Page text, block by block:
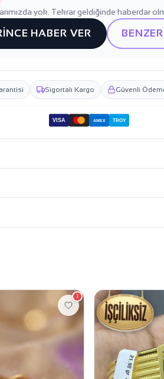
yok. Tekrar geldiğinde haberdar
HABER VER
Sigortalı Kargo Güvenli
VISA AMEX TROY
1